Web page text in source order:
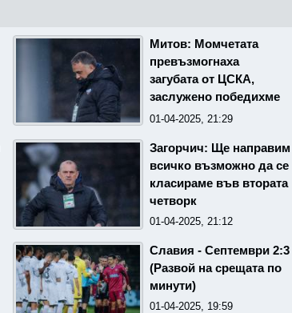
Митов: Момчетата
превъзмогнаха
загубата от ЦСКА,
заслужено победихме
Славия
01-04-2025, 21:29
Загорчич: Ще направим
всичко възможно да се
класираме във втората
четворк
01-04-2025, 21:12
Славия - Септември 2:3
(Развой на срещата по
минути)
01-04-2025, 19:59